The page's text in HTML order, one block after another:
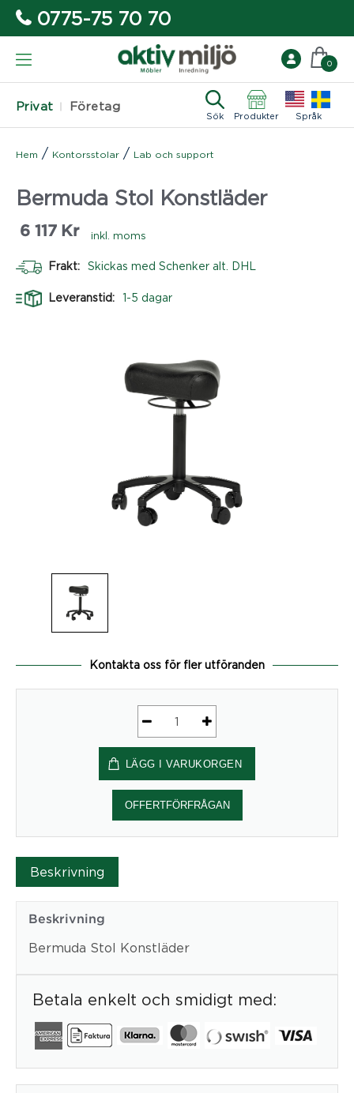
0775-75 70 70
Privat Företag
Sök Produkter Språk
0
Hem / Kontorsstolar / Lab och support
Bermuda Stol Konstläder
6 117 Kr inkl. moms
Frakt: Skickas med Schenker alt. DHL
Leveranstid: 1-5 dagar
Kontakta oss för fler utföranden
Bermuda
Stol
Konstläder
mängd
LÄGG I VARUKORGEN
OFFERTFÖRFRÅGAN
Beskrivning
Beskrivning
Bermuda Stol Konstläder
Betala enkelt och smidigt med: